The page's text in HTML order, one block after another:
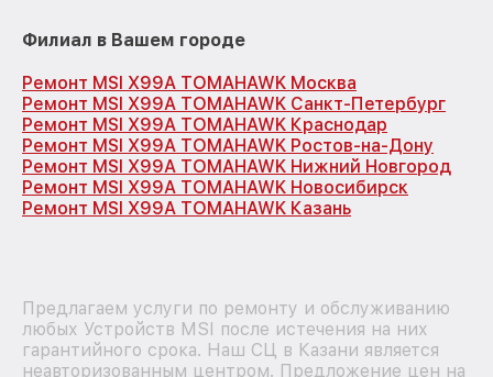
Филиал в Вашем городе
Ремонт MSI X99A TOMAHAWK Москва
Ремонт MSI X99A TOMAHAWK Санкт-Петербург
Ремонт MSI X99A TOMAHAWK Краснодар
Ремонт MSI X99A TOMAHAWK Ростов-на-Дону
Ремонт MSI X99A TOMAHAWK Нижний Новгород
Ремонт MSI X99A TOMAHAWK Новосибирск
Ремонт MSI X99A TOMAHAWK Казань
Предлагаем услуги по ремонту и обслуживанию
любых Устройств MSI после истечения на них
гарантийного срока. Наш СЦ в Казани является
неавторизованным центром. Предложение цен на